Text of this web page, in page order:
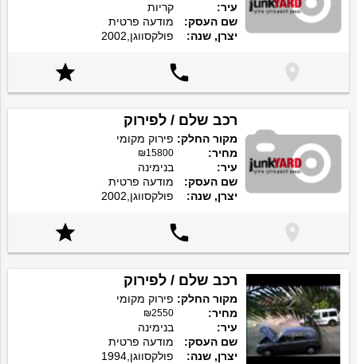
עיר:
קריות
שם העסק:
מודעה פרטית
יצרן, שנה:
פולקסווגן,2002



רכב שלם / לפירוק
מקור החלק: פירוק מקומי
מחיר:
₪15800
עיר:
בנימינה
שם העסק:
מודעה פרטית
יצרן, שנה:
פולקסווגן,2002



רכב שלם / לפירוק
מקור החלק: פירוק מקומי
מחיר:
₪2550
עיר:
בנימינה
שם העסק:
מודעה פרטית
יצרן, שנה:
פולקסווגן,1994